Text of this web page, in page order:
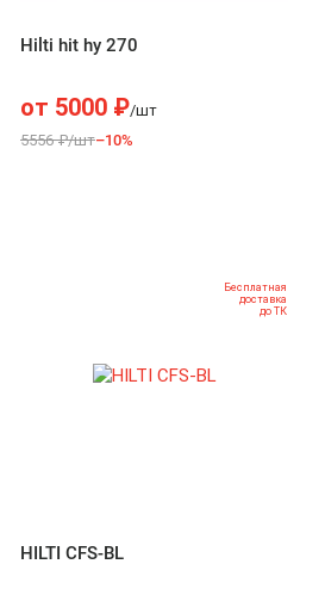
Hilti hit hy 270
от 5000₽/шт
5556 ₽/шт–10%
Бесплатная
доставка
до ТК
HILTI CFS-BL